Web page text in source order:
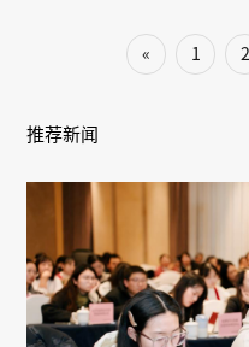
« 1 2
推荐新闻